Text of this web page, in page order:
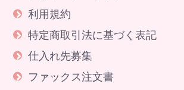
利用規約
特定商取引法に基づく表記
仕入れ先募集
ファックス注文書